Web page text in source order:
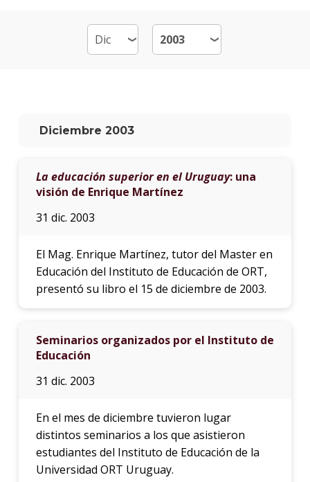
Diciembre 2003
La educación superior en el Uruguay: una
visión de Enrique Martínez
31 dic. 2003
El Mag. Enrique Martínez, tutor del Master en
Educación del Instituto de Educación de ORT,
presentó su libro el 15 de diciembre de 2003.
Seminarios organizados por el Instituto de
Educación
31 dic. 2003
En el mes de diciembre tuvieron lugar
distintos seminarios a los que asistieron
estudiantes del Instituto de Educación de la
Universidad ORT Uruguay.